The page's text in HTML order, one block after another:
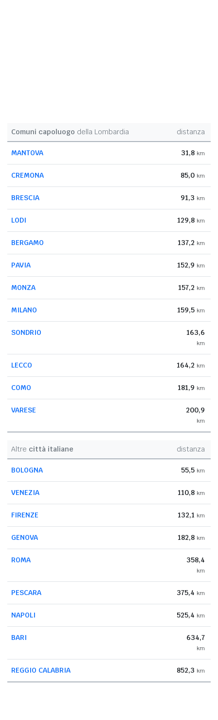
Comuni capoluogo della Lombardia distanza
MANTOVA 31,8 km
CREMONA 85,0 km
BRESCIA 91,3 km
LODI 129,8 km
BERGAMO 137,2 km
PAVIA 152,9 km
MONZA 157,2 km
MILANO 159,5 km
SONDRIO 163,6
km
LECCO 164,2 km
COMO 181,9 km
VARESE 200,9
km
Altre città italiane distanza
BOLOGNA 55,5 km
VENEZIA 110,8 km
FIRENZE 132,1 km
GENOVA 182,8 km
ROMA 358,4
km
PESCARA 375,4 km
NAPOLI 525,4 km
BARI 634,7
km
REGGIO CALABRIA 852,3 km